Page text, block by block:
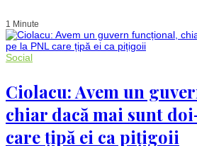
1 Minute
Social
Ciolacu: Avem un
chiar dacă mai sunt
care țipă ei ca pițigoii